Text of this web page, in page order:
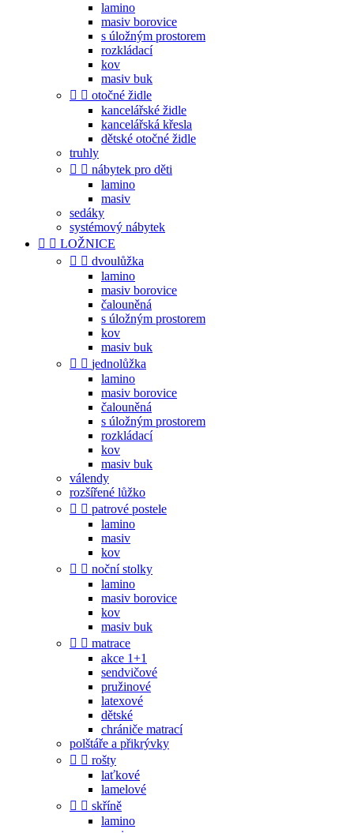
lamino
masiv borovice
s úložným prostorem
rozkládací
kov
masiv buk
  otočné židle
kancelářské židle
kancelářská křesla
dětské otočné židle
truhly
  nábytek pro děti
lamino
masiv
sedáky
systémový nábytek
  LOŽNICE
  dvoulůžka
lamino
masiv borovice
čalouněná
s úložným prostorem
kov
masiv buk
  jednolůžka
lamino
masiv borovice
čalouněná
s úložným prostorem
rozkládací
kov
masiv buk
válendy
rozšířené lůžko
  patrové postele
lamino
masiv
kov
  noční stolky
lamino
masiv borovice
kov
masiv buk
  matrace
akce 1+1
sendvičové
pružinové
latexové
dětské
chrániče matrací
polštáře a přikrývky
  rošty
laťkové
lamelové
  skříně
lamino